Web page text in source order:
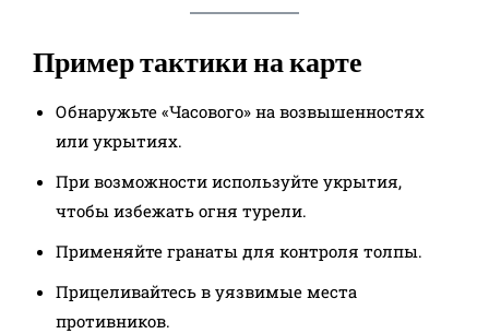
Пример тактики на карте
Обнаружьте «Часового» на возвышенностях
или укрытиях.
При возможности используйте укрытия,
чтобы избежать огня турели.
Применяйте гранаты для контроля толпы.
Прицеливайтесь в уязвимые места
противников.